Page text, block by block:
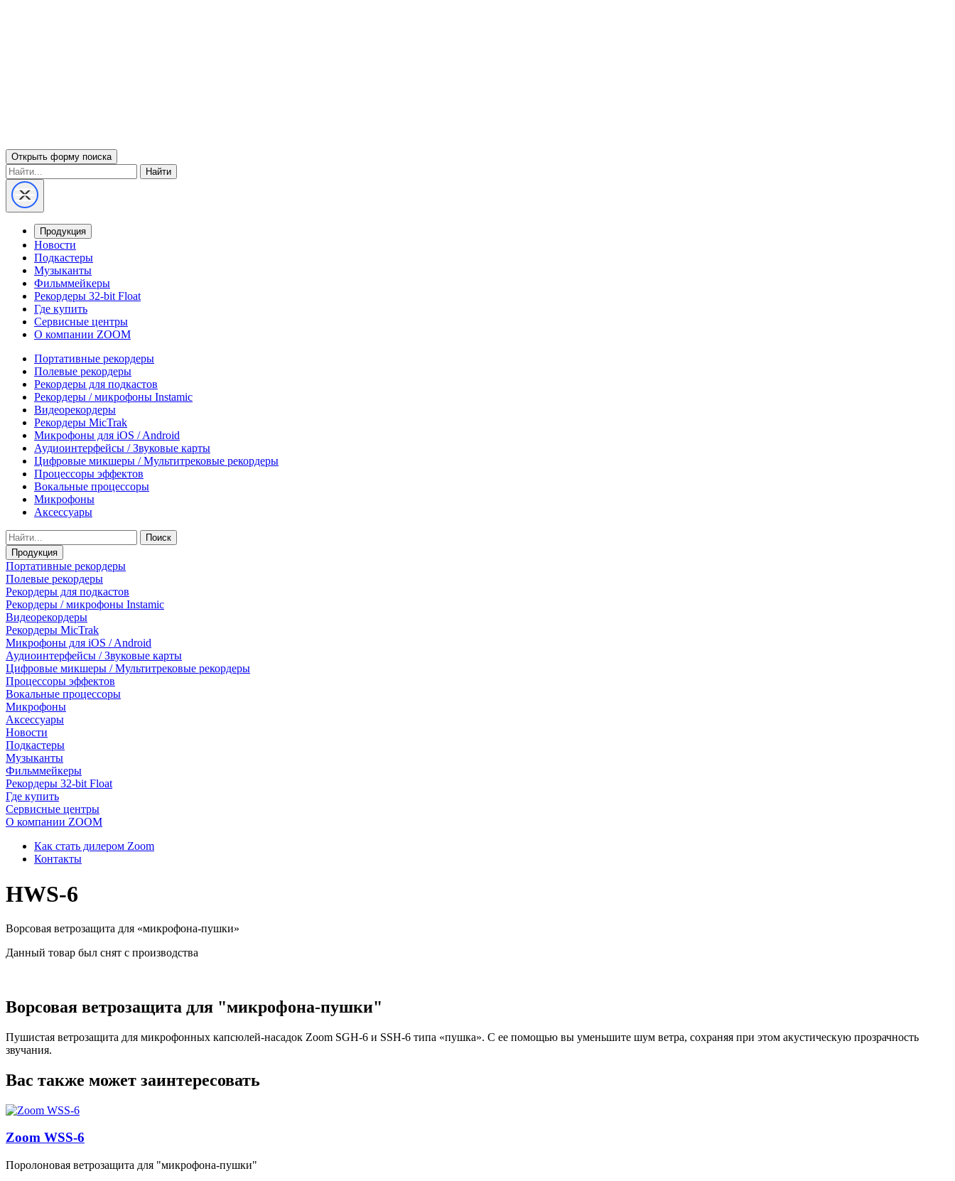
Открыть форму поиска
Найти
Продукция
Новости
Подкастеры
Музыканты
Фильммейкеры
Рекордеры 32-bit Float
Где купить
Сервисные центры
О компании ZOOM
Портативные рекордеры
Полевые рекордеры
Рекордеры для подкастов
Рекордеры / микрофоны Instamic
Видеорекордеры
Рекордеры MicTrak
Микрофоны для iOS / Android
Аудиоинтерфейсы / Звуковые карты
Цифровые микшеры / Мультитрековые рекордеры
Процессоры эффектов
Вокальные процессоры
Микрофоны
Аксессуары
Поиск
Продукция
Портативные рекордеры
Полевые рекордеры
Рекордеры для подкастов
Рекордеры / микрофоны Instamic
Видеорекордеры
Рекордеры MicTrak
Микрофоны для iOS / Android
Аудиоинтерфейсы / Звуковые карты
Цифровые микшеры / Мультитрековые рекордеры
Процессоры эффектов
Вокальные процессоры
Микрофоны
Аксессуары
Новости
Подкастеры
Музыканты
Фильммейкеры
Рекордеры 32-bit Float
Где купить
Сервисные центры
О компании ZOOM
Как стать дилером Zoom
Контакты
HWS-6
Ворсовая ветрозащита для «микрофона-пушки»
Данный товар был снят с производства
Ворсовая ветрозащита для "микрофона-пушки"
Пушистая ветрозащита для микрофонных капсюлей-насадок Zoom SGH-6 и SSH-6 типа «пушка». С ее помощью вы уменьшите шум ветра, сохраняя при этом акустическую прозрачность
звучания.
Вас также может заинтересовать
Zoom WSS-6
Поролоновая ветрозащита для "микрофона-пушки"